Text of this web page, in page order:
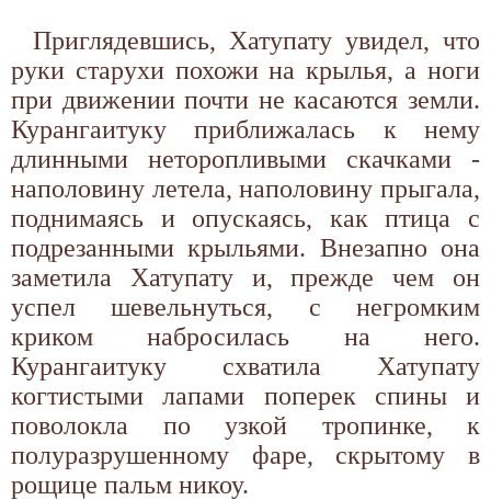
Приглядевшись, Хатупату увидел, что
руки старухи похожи на крылья, а ноги
при движении почти не касаются земли.
Курангаитуку приближалась к нему
длинными неторопливыми скачками -
наполовину летела, наполовину прыгала,
поднимаясь и опускаясь, как птица с
подрезанными крыльями. Внезапно она
заметила Хатупату и, прежде чем он
успел шевельнуться, с негромким
криком набросилась на него.
Курангаитуку схватила Хатупату
когтистыми лапами поперек спины и
поволокла по узкой тропинке, к
полуразрушенному фаре, скрытому в
рощице пальм никоу.